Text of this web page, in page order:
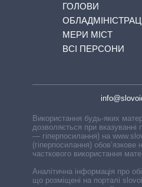
ГОЛОВИ
МЕРИ МІСТ
ВСІ ПЕРСОНИ
Використання будь-яких
дозволяється при вказуванні
— гіперпосилання) на
(гіперпосилання)
часткового використання
Аналітична інформація про
що розміщені на порталі